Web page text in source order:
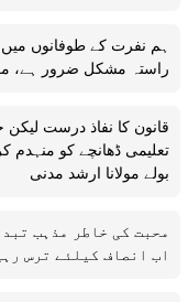
ہم نفرت کے طوفانوں
راستہ مشکل ضرور ہے،
قانون کا نفاذ درست
تعلیمی ڈھانچے کو منہدم
بولے مولانا ارشد مدنی
محبت کی خاطر مذہب
اب انصاف کیلئے ترس